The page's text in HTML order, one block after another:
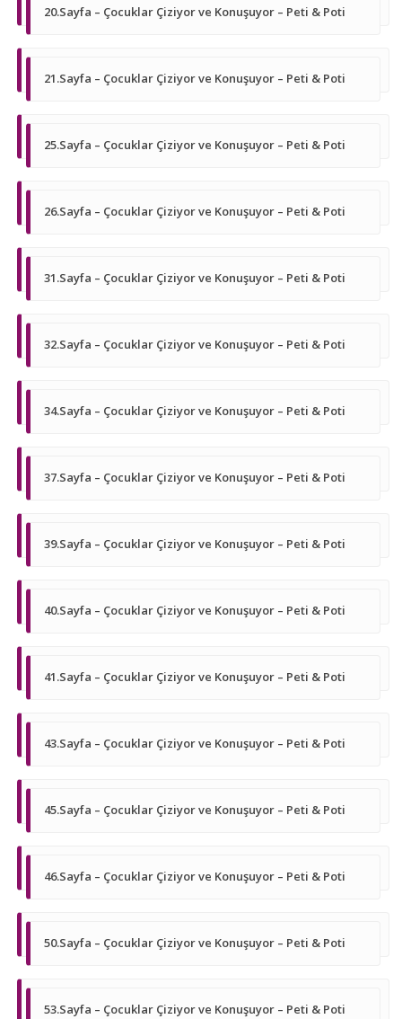
20.Sayfa – Çocuklar Çiziyor ve Konuşuyor – Peti & Poti
21.Sayfa – Çocuklar Çiziyor ve Konuşuyor – Peti & Poti
25.Sayfa – Çocuklar Çiziyor ve Konuşuyor – Peti & Poti
26.Sayfa – Çocuklar Çiziyor ve Konuşuyor – Peti & Poti
31.Sayfa – Çocuklar Çiziyor ve Konuşuyor – Peti & Poti
32.Sayfa – Çocuklar Çiziyor ve Konuşuyor – Peti & Poti
34.Sayfa – Çocuklar Çiziyor ve Konuşuyor – Peti & Poti
37.Sayfa – Çocuklar Çiziyor ve Konuşuyor – Peti & Poti
39.Sayfa – Çocuklar Çiziyor ve Konuşuyor – Peti & Poti
40.Sayfa – Çocuklar Çiziyor ve Konuşuyor – Peti & Poti
41.Sayfa – Çocuklar Çiziyor ve Konuşuyor – Peti & Poti
43.Sayfa – Çocuklar Çiziyor ve Konuşuyor – Peti & Poti
45.Sayfa – Çocuklar Çiziyor ve Konuşuyor – Peti & Poti
46.Sayfa – Çocuklar Çiziyor ve Konuşuyor – Peti & Poti
50.Sayfa – Çocuklar Çiziyor ve Konuşuyor – Peti & Poti
53.Sayfa – Çocuklar Çiziyor ve Konuşuyor – Peti & Poti